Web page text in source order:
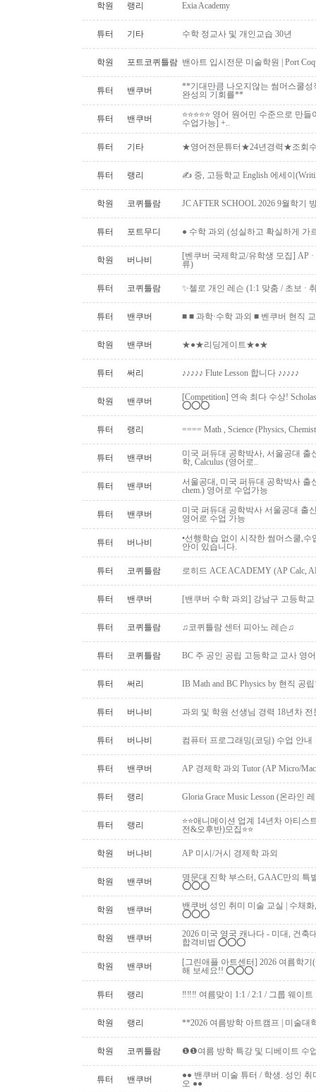
학원 랭리 Exia Academy
튜터 기타 수학 정교사 및 개인교습 30년
학원 포트코퀴틀람 밴아트 입시전문 미술학원 | Port
튜터 밴쿠버
**기대만큼 나오지않는 썸머스쿨
완성의 기회를**
튜터 밴쿠버
⭐⭐⭐⭐⭐ 영어 원어민 수준으로
수업가능] +..
튜터 기타 ★영어전문튜터★24년경력★조회
튜터 랭리 ✍ 중, 고등학교 English 에세이
학원 코퀴틀람 JC AFTER SCHOOL 2026 9월학기
튜터 포트무디 ● 수학 과외 (성실하고 확실하게 가
학원 버나비
[벤쿠버 국제학교/유학생 모집] AP ·
류)
튜터 코퀴틀람 ✨첼로 개인 레슨 (1:1 맞춤 / 초보 ·
튜터 밴쿠버 ■ ■ 과학·수학 과외 ■ 벤쿠버 현직
학원 밴쿠버 ★●★리딩게이트★●★
튜터 써리 ♪♪♪♪♪ Flute Lesson 합니다 ♪♪♪♪♪
학원 밴쿠버
[Competition] 연속 최다 수상!
⭕️⭕️⭕️
튜터 랭리 ==== Math , Science (Physics,
튜터 밴쿠버
미국 퍼듀대 공학박사, 서울공대 출
학, Calculus (영어로..
튜터 밴쿠버
서울공대, 미국 퍼듀대 공학박사 출
chem.) 영어로 수업가능
튜터 밴쿠버
미국 퍼듀대 공학박사 서울공대 출
영어로 수업 가능
튜터 버나비
•선행학습 없이 시작한 썸머스쿨,
안이 있습니다.
튜터 코퀴틀람 로히드 ACE ACADEMY (AP Calc,
튜터 밴쿠버 [밴쿠버 수학 과외] 강남구 고등학
튜터 코퀴틀람 ♫코퀴틀람 센터 피아노 레슨♫
튜터 코퀴틀람 BC 주 공인 공립 고등학교 교사 영
튜터 써리 IB Math and BC Physics by 현직 공
튜터 버나비 과외 및 학원 선생님 경력 18년차
튜터 버나비 컴퓨터 프로그래밍(코딩) 수업 안내
튜터 밴쿠버 AP 경제학 과외 Tutor (AP Micro/
튜터 랭리 Gloria Grace Music Lesson (온라인
튜터 랭리
⭐⭐애니메이션 업계 14년차 아티
전&오후반)모집⭐⭐
학원 버나비 AP 미시/거시 경제학 과외
학원 밴쿠버
명문대 진학 부스터, GAAC만의 특
⭕️⭕️⭕️
학원 밴쿠버
밴쿠버 성인 취미 미술 교실 | 수채
⭕️⭕️⭕️
학원 밴쿠버
2026 미국 영국 캐나다 - 미대, 건축
합격비법 ⭕️⭕️⭕️
학원 밴쿠버
[그린애플 아트센터] 2026 여름학
해 보세요!! ⭕️⭕️⭕️
튜터 랭리 ‼️‼️‼️ 여름맞이 1:1 / 2:1 / 그룹 웨이
학원 랭리 **2026 여름방학 아트캠프 | 미술대
학원 코퀴틀람 ❶❶여름 방학 특강 및 디베이트 수
튜터 밴쿠버
●● 밴쿠버 미술 튜터 / 학생. 성인
오 ●●